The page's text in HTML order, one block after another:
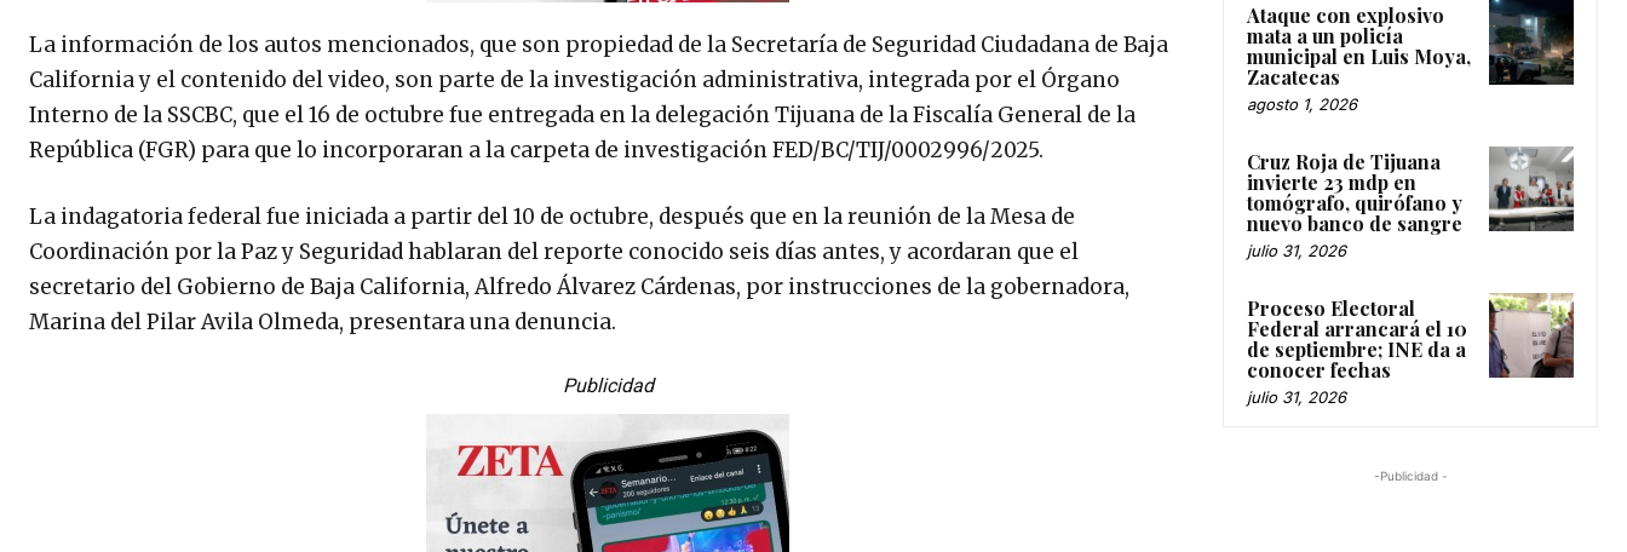
La información de los autos mencionados, que son propiedad de la Secretaría de Seguridad Ciudadana de Baja
California y el contenido del video, son parte de la investigación administrativa, integrada por el Órgano
Interno de la SSCBC, que el 16 de octubre fue entregada en la delegación Tijuana de la Fiscalía General de la
República (FGR) para que lo incorporaran a la carpeta de investigación FED/BC/TIJ/0002996/2025.
La indagatoria federal fue iniciada a partir del 10 de octubre, después que en la reunión de la Mesa de
Coordinación por la Paz y Seguridad hablaran del reporte conocido seis días antes, y acordaran que el
secretario del Gobierno de Baja California, Alfredo Álvarez Cárdenas, por instrucciones de la gobernadora,
Marina del Pilar Avila Olmeda, presentara una denuncia.
Publicidad
Ataque con explosivo
mata a un policía
municipal en Luis Moya,
Zacatecas
agosto 1, 2026
Cruz Roja de Tijuana
invierte 23 mdp en
tomógrafo, quirófano y
nuevo banco de sangre
julio 31, 2026
Proceso Electoral
Federal arrancará el 10
de septiembre; INE da a
conocer fechas
julio 31, 2026
-Publicidad -